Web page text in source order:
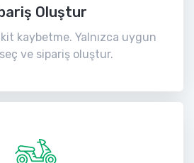
Oluştur
kaybetme. Yalnızca uygun
ve sipariş oluştur.